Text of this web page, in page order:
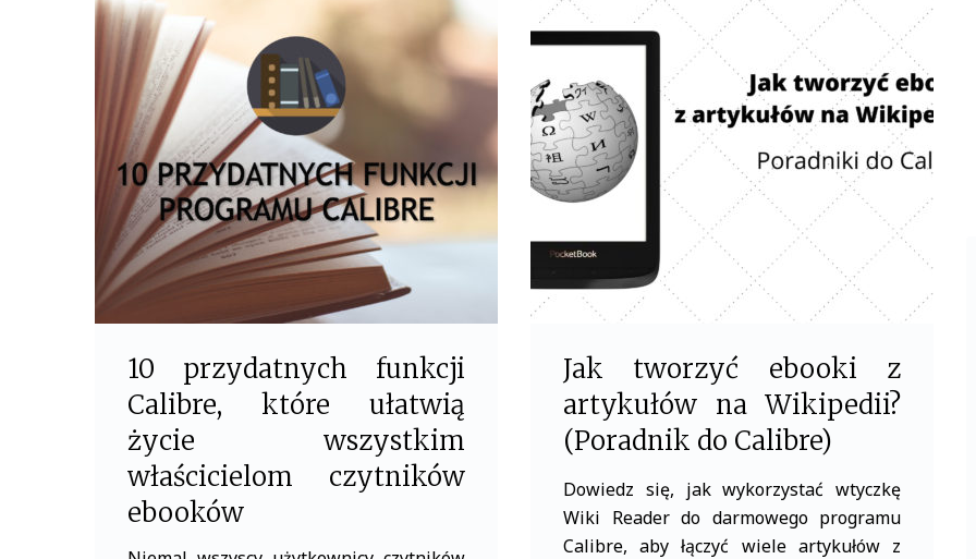
k
t
b
o
o
t
t
e
r
10 przydatnych funkcji
Calibre, które ułatwią
życie wszystkim
właścicielom czytników
ebooków
Jak tworzyć ebooki z
artykułów na Wikipedii?
(Poradnik do Calibre)
Dowiedz się, jak wykorzystać wtyczkę
Wiki Reader do darmowego programu
Calibre, aby łączyć wiele artykułów z